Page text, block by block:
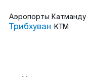
Аэропорты Катманду
Трибхуван KTM